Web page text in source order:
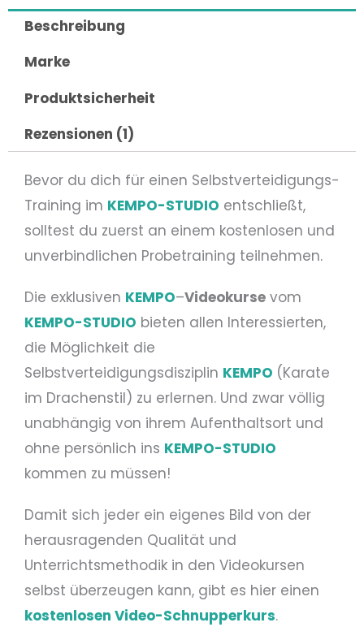
Beschreibung
Marke
Produktsicherheit
Rezensionen (1)
Bevor du dich für einen Selbstverteidigungs-
Training im KEMPO-STUDIO entschließt,
solltest du zuerst an einem kostenlosen und
unverbindlichen Probetraining teilnehmen.
Die exklusiven KEMPO–Videokurse vom
KEMPO-STUDIO bieten allen Interessierten,
die Möglichkeit die
Selbstverteidigungsdisziplin KEMPO (Karate
im Drachenstil) zu erlernen. Und zwar völlig
unabhängig von ihrem Aufenthaltsort und
ohne persönlich ins KEMPO-STUDIO
kommen zu müssen!
Damit sich jeder ein eigenes Bild von der
herausragenden Qualität und
Unterrichtsmethodik in den Videokursen
selbst überzeugen kann, gibt es hier einen
kostenlosen Video-Schnupperkurs.